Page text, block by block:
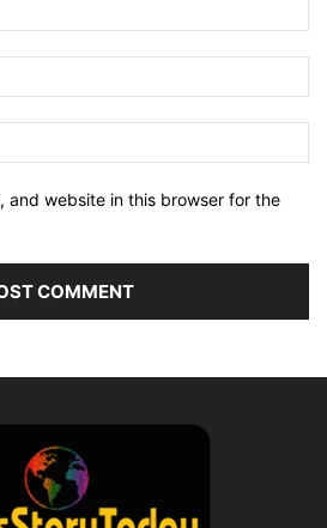
and website in this browser for the